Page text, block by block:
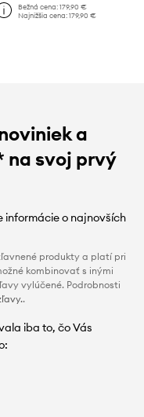
Bežná cena: 179,90 €
Najnižšia cena: 179,90 €
a
na svoj prvý
informácie o najnovších
produkty a platí pri
kombinovať s inými
vylúčené. Podrobnosti
.
iba to, čo Vás